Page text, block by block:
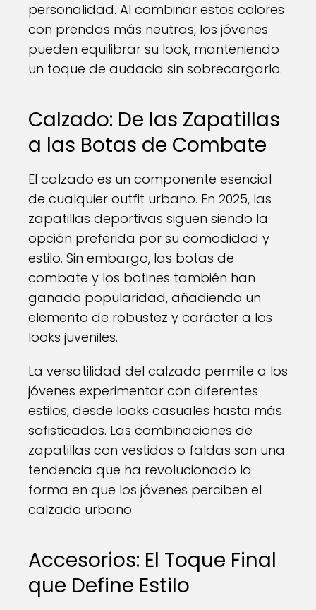
personalidad. Al combinar estos colores
con prendas más neutras, los jóvenes
pueden equilibrar su look, manteniendo
un toque de audacia sin sobrecargarlo.
Calzado: De las Zapatillas
a las Botas de Combate
El calzado es un componente esencial
de cualquier outfit urbano. En 2025, las
zapatillas deportivas siguen siendo la
opción preferida por su comodidad y
estilo. Sin embargo, las botas de
combate y los botines también han
ganado popularidad, añadiendo un
elemento de robustez y carácter a los
looks juveniles.
La versatilidad del calzado permite a los
jóvenes experimentar con diferentes
estilos, desde looks casuales hasta más
sofisticados. Las combinaciones de
zapatillas con vestidos o faldas son una
tendencia que ha revolucionado la
forma en que los jóvenes perciben el
calzado urbano.
Accesorios: El Toque Final
que Define Estilo